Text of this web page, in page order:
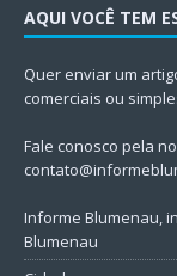
AQUI VOCÊ TEM
Quer enviar um
comerciais ou
Fale conosco pela
Informe Blumenau,
Blumenau